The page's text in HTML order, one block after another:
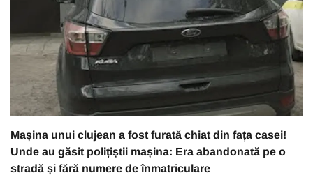
Mașina unui clujean a fost furată chiat din fața casei!
Unde au găsit polițiștii mașina: Era abandonată pe o
stradă și fără numere de înmatriculare